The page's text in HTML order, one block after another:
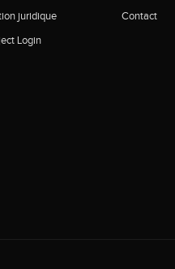
juridique
Contact
Login